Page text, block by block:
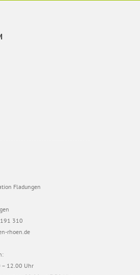
Fladungen
310
rhoen.de
– 12.00 Uhr